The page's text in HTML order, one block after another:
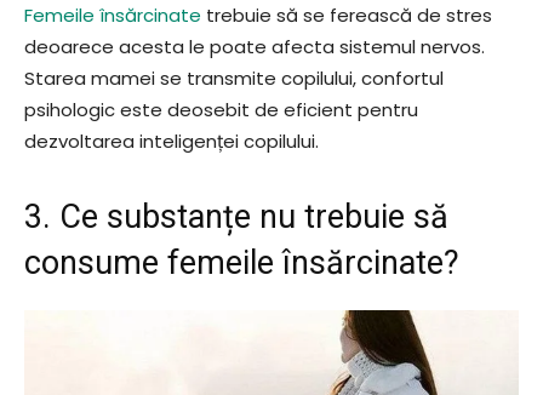
Femeile însărcinate trebuie să se ferească de stres
deoarece acesta le poate afecta sistemul nervos.
Starea mamei se transmite copilului, confortul
psihologic este deosebit de eficient pentru
dezvoltarea inteligenței copilului.
3. Ce substanțe nu trebuie să
consume femeile însărcinate?